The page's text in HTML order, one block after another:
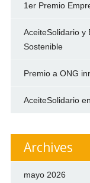
1er Premio
AceiteSolidario y
Sostenible
Premio a ONG
AceiteSolidario
Archives
mayo 2026